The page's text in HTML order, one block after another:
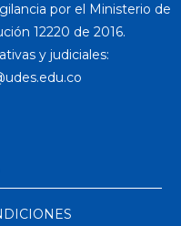
por el Ministerio de
12220 de 2016.
y judiciales: